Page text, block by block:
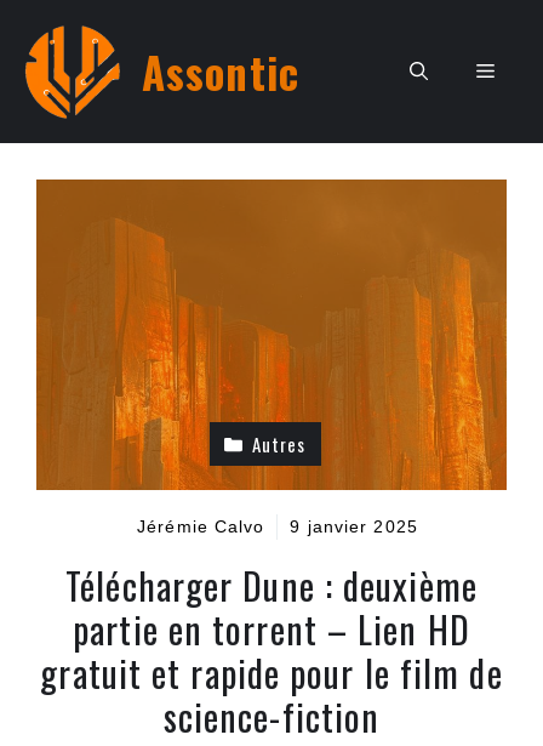
contenu
Assontic Menu
Autres
Jérémie Calvo 9 janvier 2025
Télécharger Dune : deuxième
partie en torrent – Lien HD
gratuit et rapide pour le film de
science-fiction